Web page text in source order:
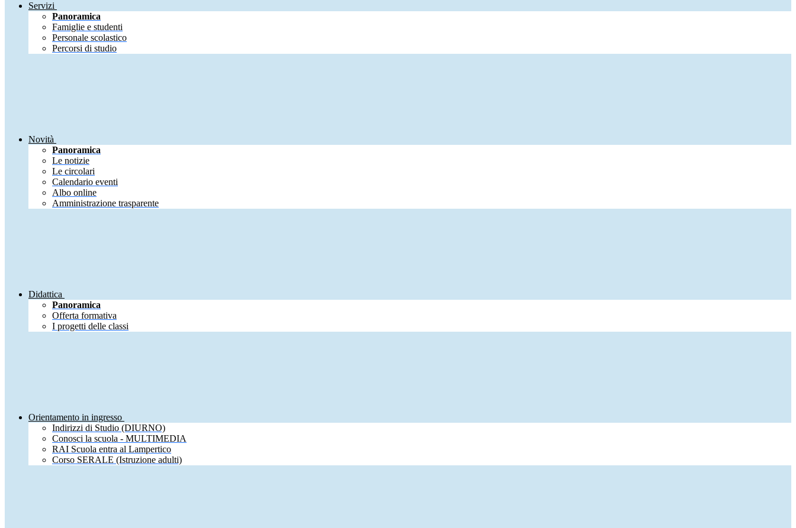
Servizi
Panoramica
Famiglie e studenti
Personale scolastico
Percorsi di studio
Novità
Panoramica
Le notizie
Le circolari
Calendario eventi
Albo online
Amministrazione trasparente
Didattica
Panoramica
Offerta formativa
I progetti delle classi
Orientamento in ingresso
Indirizzi di Studio (DIURNO)
Conosci la scuola - MULTIMEDIA
RAI Scuola entra al Lampertico
Corso SERALE (Istruzione adulti)